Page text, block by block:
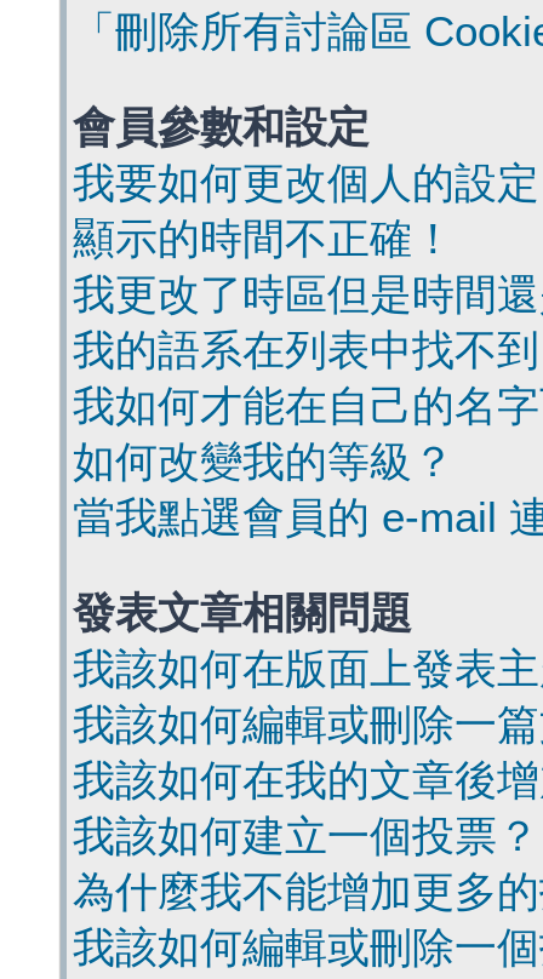
「刪除所有討論區
會員參數和設定
我要如何更改個人的設
顯示的時間不正確！
我更改了時區但是時間
我的語系在列表中找不
我如何才能在自己的名
如何改變我的等級？
當我點選會員的 e-mail
發表文章相關問題
我該如何在版面上發表
我該如何編輯或刪除一
我該如何在我的文章後
我該如何建立一個投票？
為什麼我不能增加更多
我該如何編輯或刪除一